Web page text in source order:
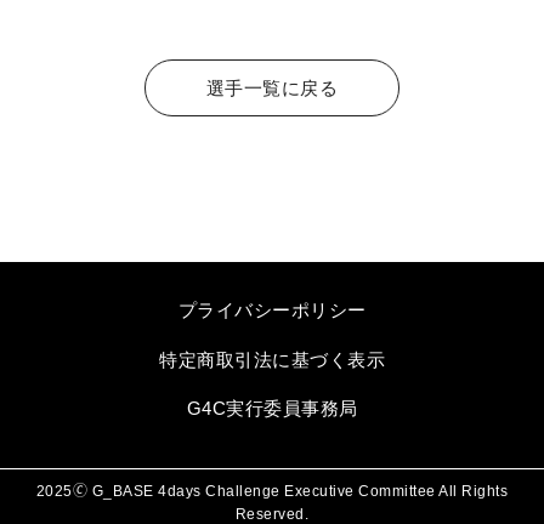
選手一覧に戻る
プライバシーポリシー
特定商取引法に基づく表示
G4C実行委員事務局
2025🄫 G_BASE 4days Challenge Executive Committee All Rights
Reserved.